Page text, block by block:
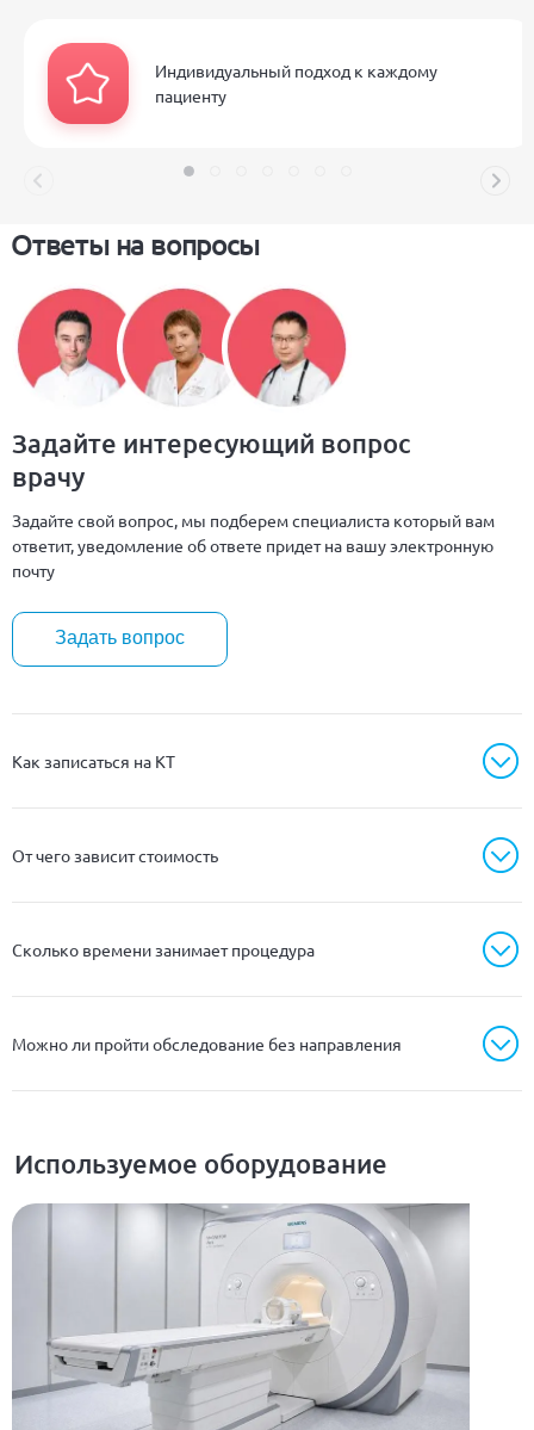
Ответы на вопросы
Как записаться на КТ
От чего зависит стоимость
Сколько времени занимает процедура
Можно ли пройти обследование без направления
Задайте интересующий вопрос
врачу
Задайте свой вопрос, мы подберем специалиста который вам
ответит, уведомление об ответе придет на вашу электронную
почту
Задать вопрос
Используемое оборудование
Индивидуальный подход к каждому
пациенту